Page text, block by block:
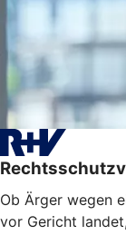
Ob Ärger wegen
vor Gericht